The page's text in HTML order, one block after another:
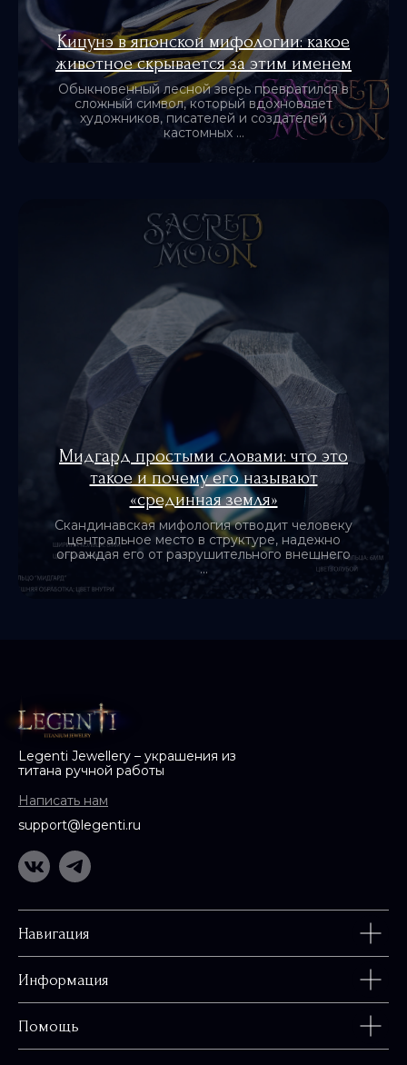
Кицунэ в японской мифологии: какое
животное скрывается за этим именем
Обыкновенный лесной зверь превратился в
сложный символ, который вдохновляет
художников, писателей и создателей
кастомных ...
Мидгард простыми словами: что это
такое и почему его называют
«cрединная земля»
Скандинавская мифология отводит человеку
центральное место в структуре, надежно
ограждая его от разрушительного внешнего
...
Legenti Jewellery – украшения из
титана ручной работы
Написать нам
support@legenti.ru
Навигация
Информация
Помощь